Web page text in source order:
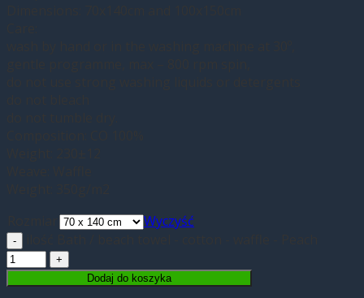
Wyczyść
Dodaj do koszyka